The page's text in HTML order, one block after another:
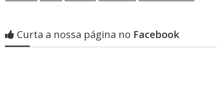
Curta a nossa página no Facebook